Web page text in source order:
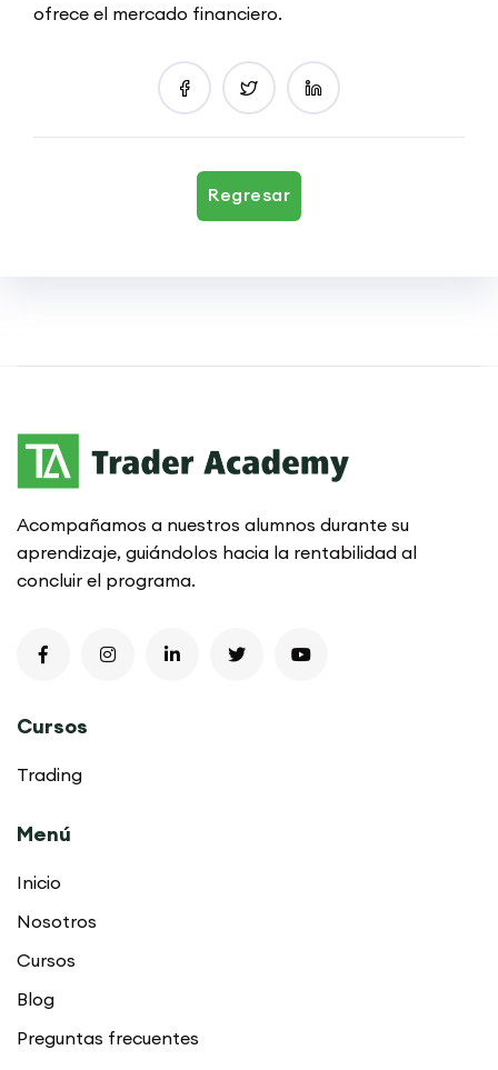
ofrece el mercado financiero.
Regresar
Acompañamos a nuestros alumnos durante su
aprendizaje, guiándolos hacia la rentabilidad al
concluir el programa.
Cursos
Trading
Menú
Inicio
Nosotros
Cursos
Blog
Preguntas frecuentes